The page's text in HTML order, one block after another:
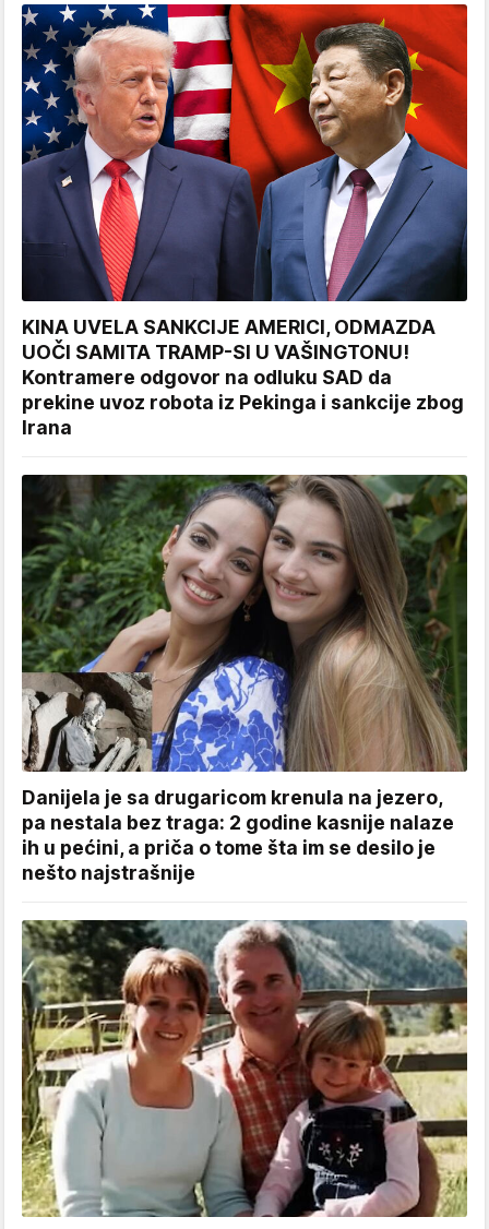
KINA UVELA SANKCIJE AMERICI, ODMAZDA
UOČI SAMITA TRAMP-SI U VAŠINGTONU!
Kontramere odgovor na odluku SAD da
prekine uvoz robota iz Pekinga i sankcije zbog
Irana
Danijela je sa drugaricom krenula na jezero,
pa nestala bez traga: 2 godine kasnije nalaze
ih u pećini, a priča o tome šta im se desilo je
nešto najstrašnije